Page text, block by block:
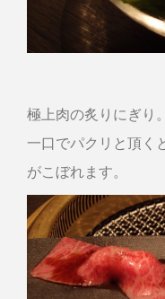
極上肉の炙りにぎり。
一口でパクリと頂く
がこぼれます。